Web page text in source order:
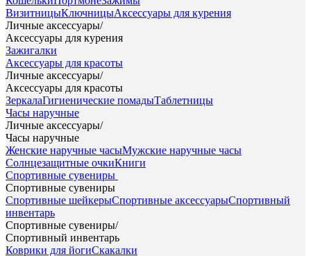
ВизитницыКлючницыАксессуары для курения
Личные аксессуары/
Аксессуары для курения
Зажигалки
Аксессуары для красоты
Личные аксессуары/
Аксессуары для красоты
ЗеркалаГигиенические помадыТаблетницы
Часы наручные
Личные аксессуары/
Часы наручные
Женские наручные часыМужские наручные часы
Солнцезащитные очкиКниги
Спортивные сувениры
Спортивные сувениры
Спортивные шейкерыСпортивные аксессуарыСпортивный
инвентарь
Спортивные сувениры/
Спортивный инвентарь
Коврики для йогиСкакалки